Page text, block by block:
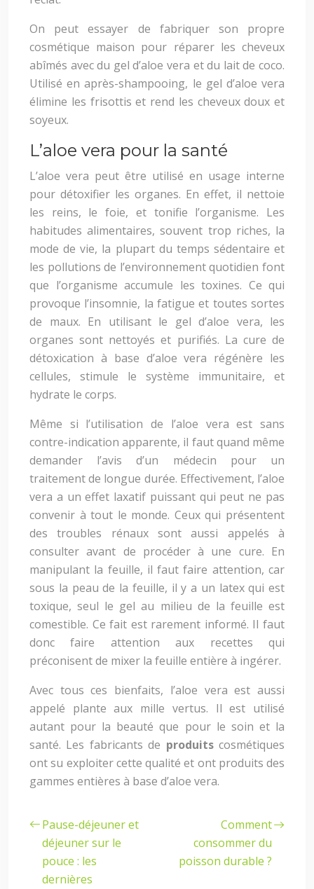
On peut essayer de fabriquer son propre
cosmétique maison pour réparer les cheveux
abîmés avec du gel d’aloe vera et du lait de coco.
Utilisé en après-shampooing, le gel d’aloe vera
élimine les frisottis et rend les cheveux doux et
soyeux.
L’aloe vera pour la santé
L’aloe vera peut être utilisé en usage interne
pour détoxifier les organes. En effet, il nettoie
les reins, le foie, et tonifie l’organisme. Les
habitudes alimentaires, souvent trop riches, la
mode de vie, la plupart du temps sédentaire et
les pollutions de l’environnement quotidien font
que l’organisme accumule les toxines. Ce qui
provoque l’insomnie, la fatigue et toutes sortes
de maux. En utilisant le gel d’aloe vera, les
organes sont nettoyés et purifiés. La cure de
détoxication à base d’aloe vera régénère les
cellules, stimule le système immunitaire, et
hydrate le corps.
Même si l’utilisation de l’aloe vera est sans
contre-indication apparente, il faut quand même
demander l’avis d’un médecin pour un
traitement de longue durée. Effectivement, l’aloe
vera a un effet laxatif puissant qui peut ne pas
convenir à tout le monde. Ceux qui présentent
des troubles rénaux sont aussi appelés à
consulter avant de procéder à une cure. En
manipulant la feuille, il faut faire attention, car
sous la peau de la feuille, il y a un latex qui est
toxique, seul le gel au milieu de la feuille est
comestible. Ce fait est rarement informé. Il faut
donc faire attention aux recettes qui
préconisent de mixer la feuille entière à ingérer.
Avec tous ces bienfaits, l’aloe vera est aussi
appelé plante aux mille vertus. Il est utilisé
autant pour la beauté que pour le soin et la
santé. Les fabricants de produitscosmétiques
ont su exploiter cette qualité et ont produits des
gammes entières à base d’aloe vera.
Pause-déjeuner et
déjeuner sur le
pouce : les
dernières
Comment
consommer du
poisson durable ?